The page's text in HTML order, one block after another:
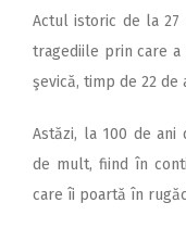
Actul istoric de la 27
tragediile prin care
şevică, timp de 22 de
Astăzi, la 100 de
de mult, fiind în
care îi poartă în